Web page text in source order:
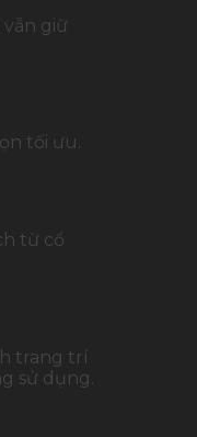
giữ
tối ưu.
từ cổ
trang trí
sử dụng.